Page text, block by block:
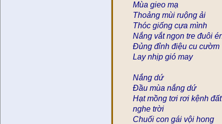
Mùa gieo mạ
Thoảng mùi ruộng ải
Thóc giống cựa mình
Nắng vắt ngọn tre đuôi
Đủng đỉnh điệu cu cườm
Lay nhịp gió may
Nắng dứ
Đầu mùa nắng dứ
Hạt mồng tơi rơi kệnh đất
nghe trời
Chuối con gái vội hong